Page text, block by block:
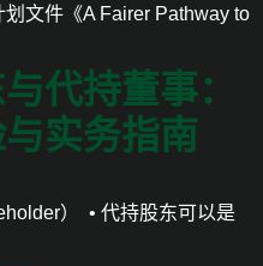
文件《A Fairer Pathway to
代持董事：
实务指南
） • 代持股东可以是